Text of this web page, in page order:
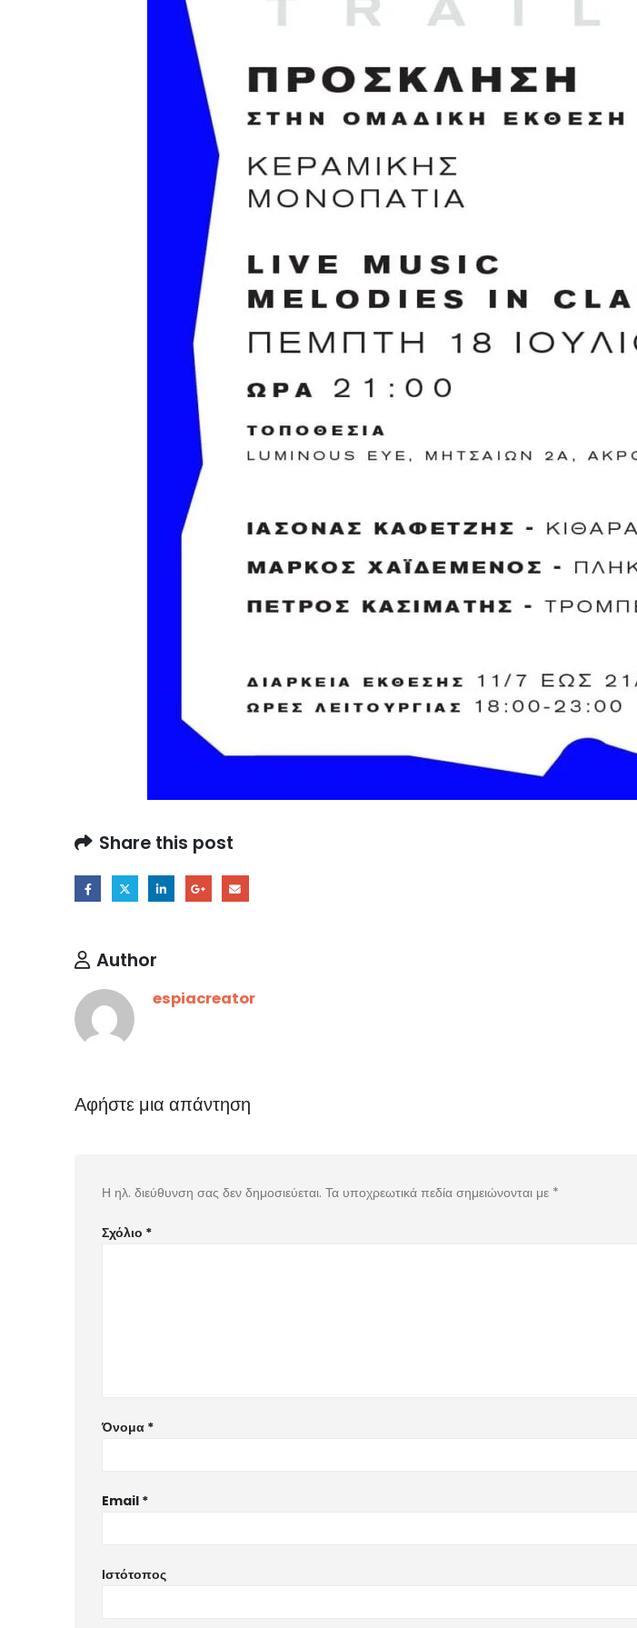
Share this post
Author
espiacreator
Αφήστε μια απάντηση
Η ηλ. διεύθυνση σας δεν δημοσιεύεται. Τα υποχρεωτικά πεδία σημειώνονται με *
Σχόλιο *
Όνομα *
Email *
Ιστότοπος